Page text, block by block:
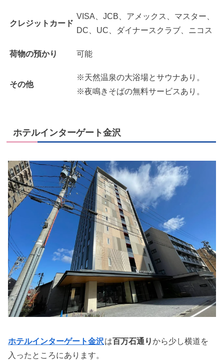
クレジットカード
VISA、JCB、アメックス、マスター、
DC、UC、ダイナースクラブ、ニコス
荷物の預かり 可能
その他
※天然温泉の大浴場とサウナあり。
※夜鳴きそばの無料サービスあり。
ホテルインターゲート金沢
ホテルインターゲート金沢は百万石通りから少し横道を
入ったところにあります。